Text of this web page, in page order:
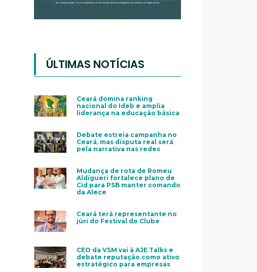
ÚLTIMAS NOTÍCIAS
Ceará domina ranking
nacional do Ideb e amplia
liderança na educação básica
Debate estreia campanha no
Ceará, mas disputa real será
pela narrativa nas redes
Mudança de rota de Romeu
Aldigueri fortalece plano de
Cid para PSB manter comando
da Alece
Ceará terá representante no
júri do Festival do Clube
CEO da VSM vai à AJE Talks e
debate reputação como ativo
estratégico para empresas